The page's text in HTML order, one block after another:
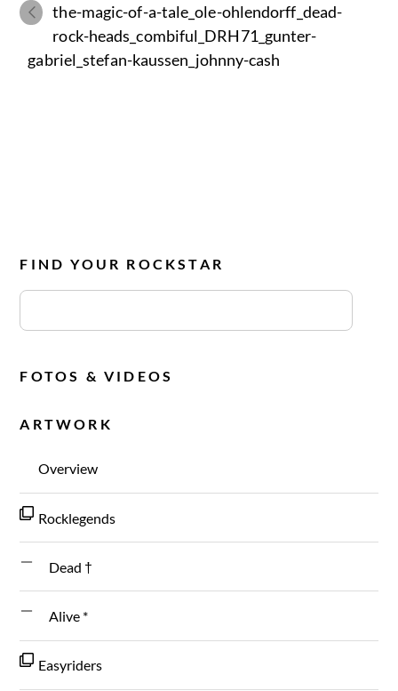
the-magic-of-a-tale_ole-ohlendorff_dead-
rock-heads_combiful_DRH71_gunter-
gabriel_stefan-kaussen_johnny-cash
FIND YOUR ROCKSTAR
FOTOS & VIDEOS
ARTWORK
Overview
Rocklegends
Dead †
Alive *
Easyriders